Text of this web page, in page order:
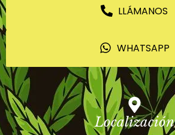
LLÁMANOS
WHATSAPP
Localización